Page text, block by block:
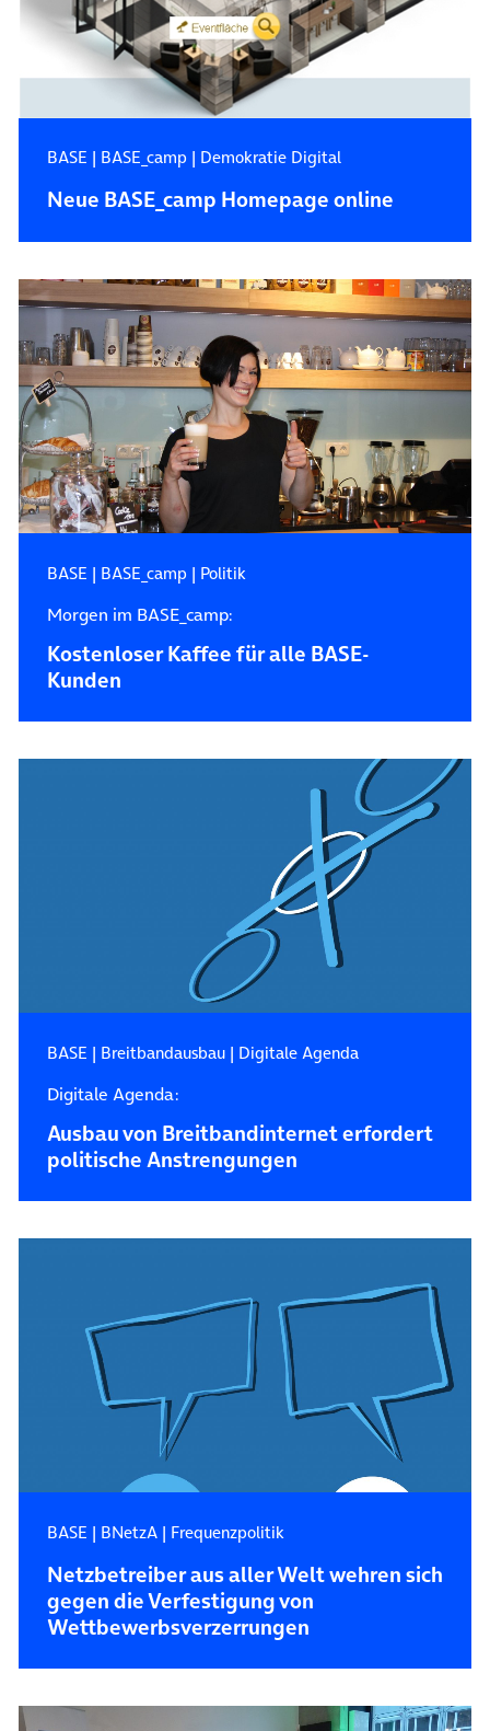
BASE | BASE_camp | Demokratie Digital
Neue BASE_camp Homepage online
BASE | BASE_camp | Politik
Morgen im BASE_camp:
Kostenloser Kaffee für alle BASE-
Kunden
BASE | Breitbandausbau| Digitale Agenda
Digitale Agenda:
Ausbau von Breitbandinternet erfordert
politische Anstrengungen
BASE | BNetzA| Frequenzpolitik
Netzbetreiber aus aller Welt wehren sich
gegen die Verfestigung von
Wettbewerbsverzerrungen